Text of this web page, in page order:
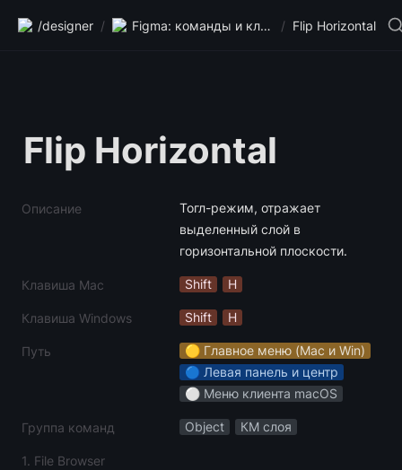
/designer / Figma: команды и клавиши / Flip Horizontal
Flip Horizontal
Описание
Тогл-режим, отражает
выделенный слой в
горизонтальной плоскости.
Клавиша Mac Shift H
Клавиша Windows Shift H
Путь
🟡 Главное меню (Mac и Win)
🔵 Левая панель и центр
⚪️ Меню клиента macOS
Группа команд Object КМ слоя
1. File Browser